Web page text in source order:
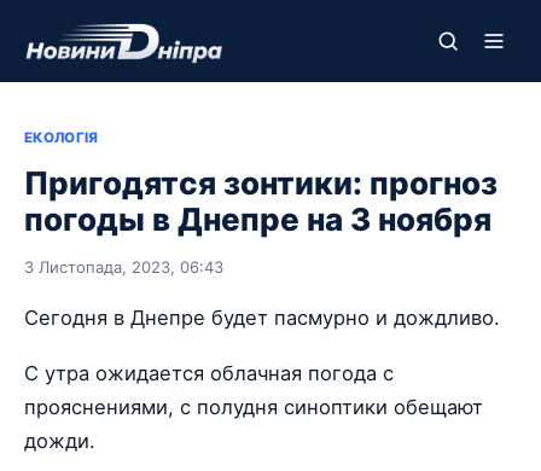
ЕКОЛОГІЯ
Пригодятся зонтики: прогноз
погоды в Днепре на 3 ноября
3 Листопада, 2023, 06:43
Сегодня в Днепре будет пасмурно и дождливо.
С утра ожидается облачная погода с
прояснениями, с полудня синоптики обещают
дожди.